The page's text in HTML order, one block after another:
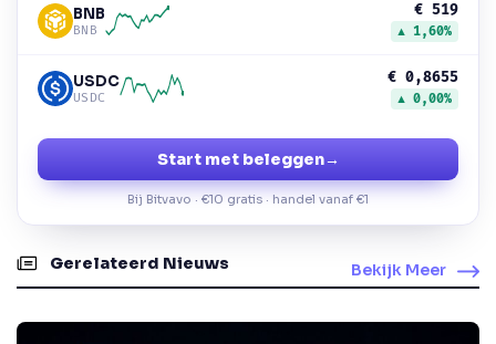
BNB
BNB
€ 519
▲ 1,60%
USDC
USDC
€ 0,8655
▲ 0,00%
Start met beleggen→
Bij Bitvavo · €10 gratis · handel vanaf €1
Gerelateerd Nieuws Bekijk Meer